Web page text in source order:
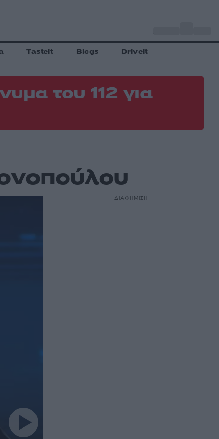
Tasteit Blogs Driveit
του 112 για
ΔΙΑΦΗΜΙΣΗ